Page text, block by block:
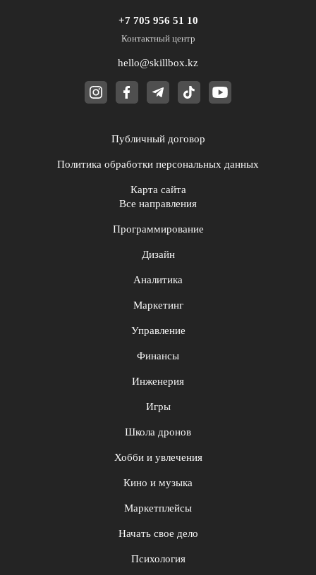
+7 705 956 51 10
Контактный центр
hello@skillbox.kz
Публичный договор
Политика обработки персональных данных
Карта сайта
Все направления
Программирование
Дизайн
Аналитика
Маркетинг
Управление
Финансы
Инженерия
Игры
Школа дронов
Хобби и увлечения
Кино и музыка
Маркетплейсы
Начать свое дело
Психология